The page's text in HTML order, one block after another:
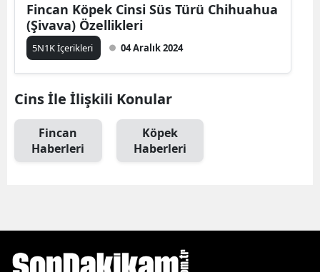
Fincan Köpek Cinsi Süs Türü Chihuahua
(Şivava) Özellikleri
5N1K İçerikleri 04 Aralık 2024
Cins İle İlişkili Konular
Fincan
Haberleri
Köpek
Haberleri